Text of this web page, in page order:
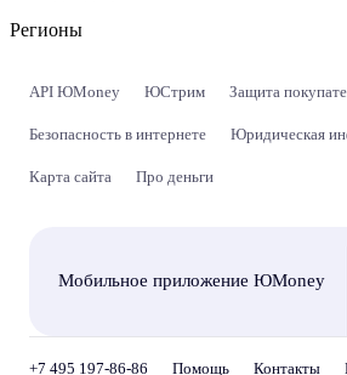
Регионы
API ЮMoney ЮСтрим Защита
Безопасность в интернете Юридическая
Карта сайта Про деньги
Мобильное приложение ЮMoney
+7 495 197-86-86 Помощь Контакты